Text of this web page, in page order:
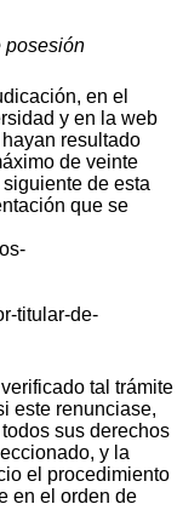
en el
y en la web
resultado
de veinte
de esta
que se
titular-de-
tal trámite
este renunciase,
sus derechos
y la
el procedimiento
en el orden de